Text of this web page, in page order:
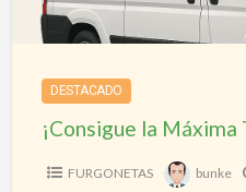
Hoy
Mismo!
DESTACADO
FURGONETAS bunke